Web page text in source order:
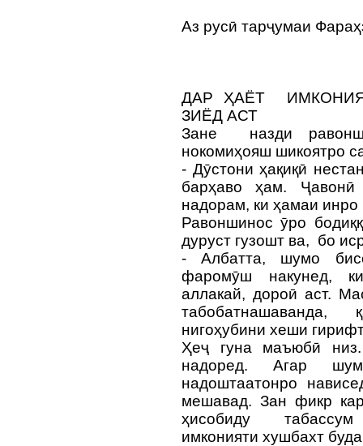
Аз русӣ тарҷумаи
ДАР ҲАЁТ
ЗИЁД АСТ
Зане назди
нокомиҳояш шикоятро
- Дӯстони ҳақиқӣ
барҳаво ҳам.
надорам, ки ҳамаи
Равоншинос ӯро
дуруст гузошт ва, бо
- Албатта, шумо
фаромӯш накунед,
аллакай, дороӣ аст.
табобатнашаванда,
нигоҳубини хеши
Ҳеҷ гуна маъюбӣ
надоред. Агар
надоштаатонро
мешавад. Зан фикр
ҳисобиду
имконияти хушбахт